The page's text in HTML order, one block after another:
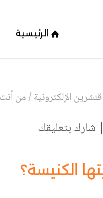
الرئيسية
الإلكترونية/من
شارك بتعليقك
الكنيسة؟